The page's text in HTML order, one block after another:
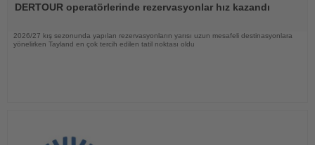
DERTOUR operatörlerinde rezervasyonlar hız kazandı
2026/27 kış sezonunda yapılan rezervasyonların yarısı uzun mesafeli destinasyonlara
yönelirken Tayland en çok tercih edilen tatil noktası oldu